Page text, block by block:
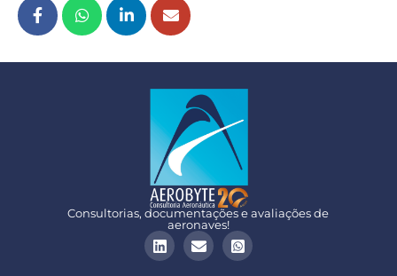
Consultorias, documentações e avaliações de
aeronaves!